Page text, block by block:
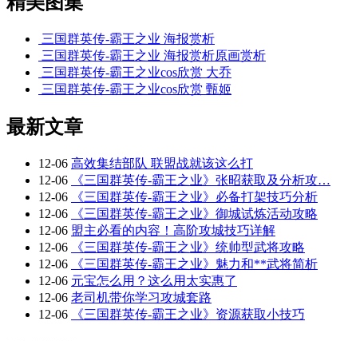
三国群英传-霸王之业 海报赏析
三国群英传-霸王之业 海报赏析原画赏析
三国群英传-霸王之业cos欣赏 大乔
三国群英传-霸王之业cos欣赏 甄姬
最新文章
12-06 高效集结部队 联盟战就该这么打
12-06
《三国群英传-霸王之业》张昭获取及分析攻…
12-06
《三国群英传-霸王之业》必备打架技巧分析
12-06
《三国群英传-霸王之业》御城试炼活动攻略
12-06 盟主必看的内容！高阶攻城技巧详解
12-06
《三国群英传-霸王之业》统帅型武将攻略
12-06
《三国群英传-霸王之业》魅力和**武将简析
12-06 元宝怎么用？这么用太实惠了
12-06 老司机带你学习攻城套路
12-06
《三国群英传-霸王之业》资源获取小技巧